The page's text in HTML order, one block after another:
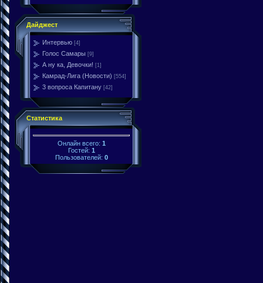
Дайджест
Интервью [4]
Голос Самары [9]
А ну ка, Девочки! [1]
Камрад-Лига (Новости) [554]
3 вопроса Капитану [42]
Статистика
Онлайн всего: 1
Гостей: 1
Пользователей: 0